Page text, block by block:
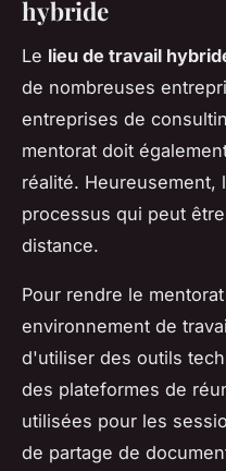
hybride
Le lieu de travail
de nombreuses
entreprises de
mentorat doit
réalité. Heureusement,
processus qui peut
distance.
Pour rendre le
environnement de
d'utiliser des outils
des plateformes de
utilisées pour les
de partage de